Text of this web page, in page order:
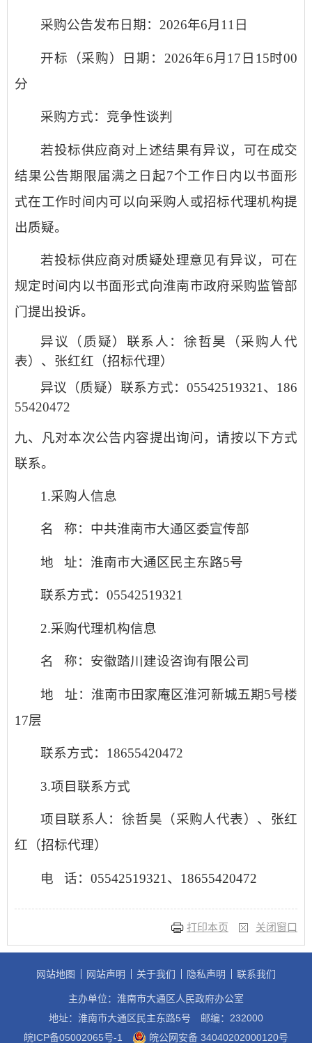
采购公告发布日期：2026年6月11日
开标（采购）日期： 2026年6月17日15时00
分
采购方式：竞争性谈判
若投标供应商对上述结果有异议，可在成交
结果公告期限届满之日起7个工作日内以书面形
式在工作时间内可以向采购人或招标代理机构提
出质疑。
若投标供应商对质疑处理意见有异议，可在
规定时间内以书面形式向淮南市政府采购监管部
门提出投诉。
异议（质疑）联系人：徐哲昊（采购人代
表）、张红红（招标代理）
异议（质疑）联系方式： 05542519321、 186
55420472
九、凡对本次公告内容提出询问，请按以下方式
联系。
1.采购人信息
名 称：中共淮南市大通区委宣传部
地 址：淮南市大通区民主东路5号
联系方式：05542519321
2.采购代理机构信息
名 称：安徽踏川建设咨询有限公司
地 址：淮南市田家庵区淮河新城五期5号楼
17层
联系方式： 18655420472
3.项目联系方式
项目联系人：徐哲昊（采购人代表）、张红
红（招标代理）
电 话：05542519321、18655420472
打印本页 关闭窗口
网站地图 网站声明 关于我们 隐私声明 联系我们
主办单位：淮南市大通区人民政府办公室
地址：淮南市大通区民主东路5号
邮编：232000
皖ICP备05002065号-1
皖公网安备 34040202000120号